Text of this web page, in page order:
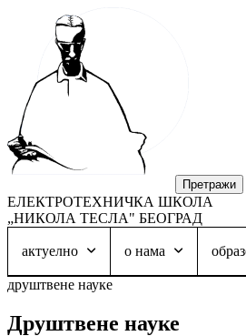
ЕЛЕКТРОТЕХНИЧКА ШКОЛА
„НИКОЛА ТЕСЛА" БЕОГРАД
актуелно о нама
друштвене науке
Друштвене науке